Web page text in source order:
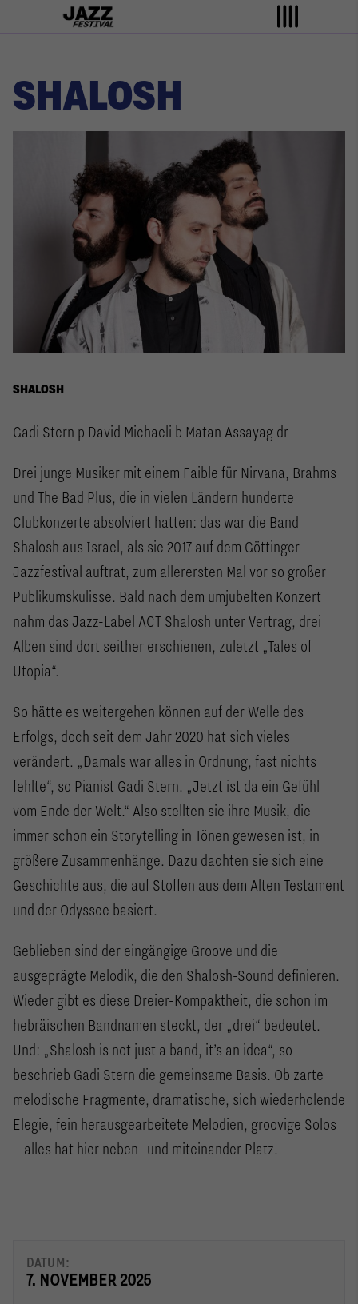
SHALOSH
SHALOSH
Gadi Stern p David Michaeli b Matan Assayag dr
Drei junge Musiker mit einem Faible für Nirvana, Brahms
und The Bad Plus, die in vielen Ländern hunderte
Clubkonzerte absolviert hatten: das war die Band
Shalosh aus Israel, als sie 2017 auf dem Göttinger
Jazzfestival auftrat, zum allerersten Mal vor so großer
Publikumskulisse. Bald nach dem umjubelten Konzert
nahm das Jazz-Label ACT Shalosh unter Vertrag, drei
Alben sind dort seither erschienen, zuletzt „Tales of
Utopia“.
So hätte es weitergehen können auf der Welle des
Erfolgs, doch seit dem Jahr 2020 hat sich vieles
verändert. „Damals war alles in Ordnung, fast nichts
fehlte“, so Pianist Gadi Stern. „Jetzt ist da ein Gefühl
vom Ende der Welt.“ Also stellten sie ihre Musik, die
immer schon ein Storytelling in Tönen gewesen ist, in
größere Zusammenhänge. Dazu dachten sie sich eine
Geschichte aus, die auf Stoffen aus dem Alten Testament
und der Odyssee basiert.
Geblieben sind der eingängige Groove und die
ausgeprägte Melodik, die den Shalosh-Sound definieren.
Wieder gibt es diese Dreier-Kompaktheit, die schon im
hebräischen Bandnamen steckt, der „drei“ bedeutet.
Und: „Shalosh is not just a band, it’s an idea“, so
beschrieb Gadi Stern die gemeinsame Basis. Ob zarte
melodische Fragmente, dramatische, sich wiederholende
Elegie, fein herausgearbeitete Melodien, groovige Solos
– alles hat hier neben- und miteinander Platz.
DATUM:
7. NOVEMBER 2025